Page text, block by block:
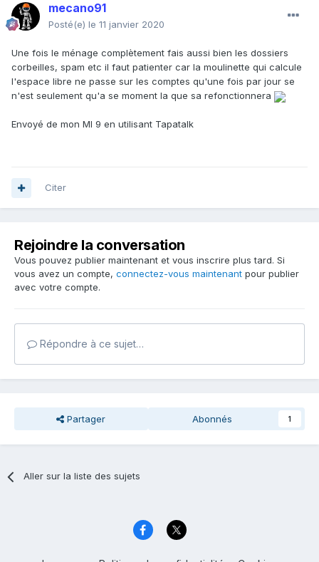
mecano91
Posté(e) le 11 janvier 2020
Une fois le ménage complètement fais aussi bien les dossiers
corbeilles, spam etc il faut patienter car la moulinette qui calcule
l'espace libre ne passe sur les comptes qu'une fois par jour se
n'est seulement qu'a se moment la que sa refonctionnera
Envoyé de mon MI 9 en utilisant Tapatalk
Citer
Rejoindre la conversation
Vous pouvez publier maintenant et vous inscrire plus tard. Si
vous avez un compte, connectez-vous maintenant pour publier
avec votre compte.
Répondre à ce sujet…
Partager Abonnés 1
Aller sur la liste des sujets